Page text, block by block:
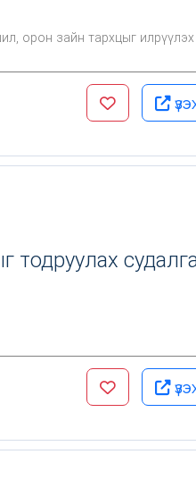
орон зайн тархцыг
тодруулах